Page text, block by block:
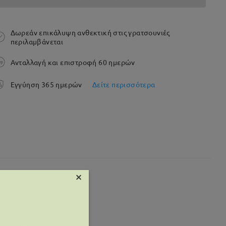
Δωρεάν επικάλυψη ανθεκτική στις γρατσουνιές
περιλαμβάνεται
Ανταλλαγή και επιστροφή 60 ημερών
Εγγύηση 365 ημερών Δείτε περισσότερα
16g
×